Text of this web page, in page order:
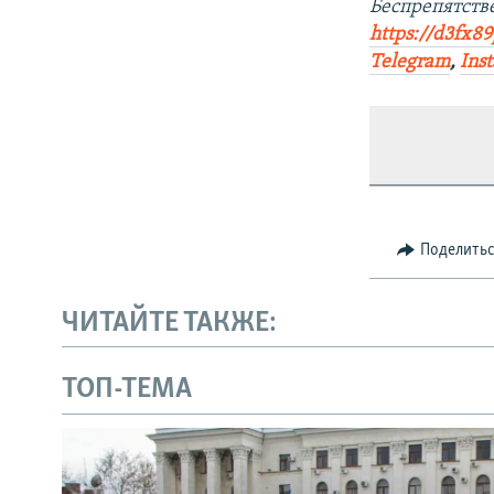
https://
Telegram,
ЧИТАЙТЕ ТАКЖЕ:
ТОП-ТЕМА